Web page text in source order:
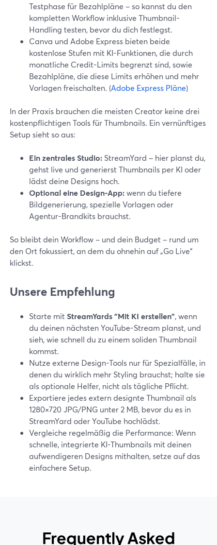
Testphase für Bezahlpläne – so kannst du den
kompletten Workflow inklusive Thumbnail-
Handling testen, bevor du dich festlegst.
Canva und Adobe Express bieten beide
kostenlose Stufen mit KI-Funktionen, die durch
monatliche Credit-Limits begrenzt sind, sowie
Bezahlpläne, die diese Limits erhöhen und mehr
Vorlagen freischalten. (Adobe Express Pläne)
In der Praxis brauchen die meisten Creator keine drei
kostenpflichtigen Tools für Thumbnails. Ein vernünftiges
Setup sieht so aus:
Ein zentrales Studio: StreamYard – hier planst du,
gehst live und generierst Thumbnails per KI oder
lädst deine Designs hoch.
Optional eine Design-App:wenn du tiefere
Bildgenerierung, spezielle Vorlagen oder
Agentur-Brandkits brauchst.
So bleibt dein Workflow – und dein Budget – rund um
den Ort fokussiert, an dem du ohnehin auf „Go Live“
klickst.
Unsere Empfehlung
Starte mitStreamYards "Mit KI erstellen", wenn
du deinen nächsten YouTube-Stream planst, und
sieh, wie schnell du zu einem soliden Thumbnail
kommst.
Nutze externe Design-Tools nur für Spezialfälle, in
denen du wirklich mehr Styling brauchst; halte sie
als optionale Helfer, nicht als tägliche Pflicht.
Exportiere jedes extern designte Thumbnail als
1280×720 JPG/PNG unter 2 MB, bevor du es in
StreamYard oder YouTube hochlädst.
Vergleiche regelmäßig die Performance: Wenn
schnelle, integrierte KI-Thumbnails mit deinen
aufwendigeren Designs mithalten, setze auf das
einfachere Setup.
Frequently Asked